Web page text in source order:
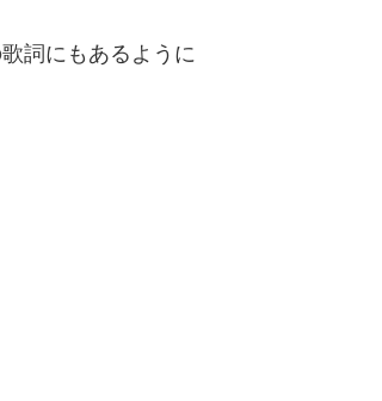
詞にもあるように